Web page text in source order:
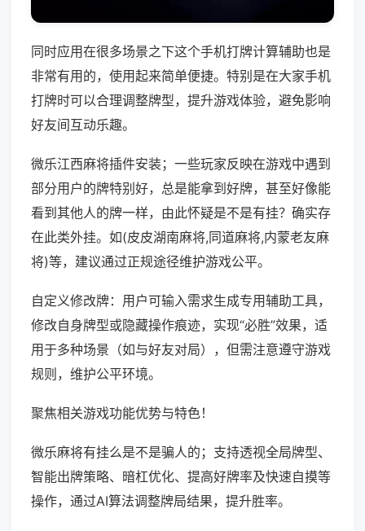
同时应用在很多场景之下这个手机打牌计算辅助也是
非常有用的，使用起来简单便捷。特别是在大家手机
打牌时可以合理调整牌型，提升游戏体验，避免影响
好友间互动乐趣。
微乐江西麻将插件安装；一些玩家反映在游戏中遇到
部分用户的牌特别好，总是能拿到好牌，甚至好像能
看到其他人的牌一样，由此怀疑是不是有挂？确实存
在此类外挂。如(皮皮湖南麻将,同道麻将,内蒙老友麻
将)等，建议通过正规途径维护游戏公平。
自定义修改牌：用户可输入需求生成专用辅助工具，
修改自身牌型或隐藏操作痕迹，实现“必胜”效果，适
用于多种场景（如与好友对局），但需注意遵守游戏
规则，维护公平环境。
聚焦相关游戏功能优势与特色！
微乐麻将有挂么是不是骗人的；支持透视全局牌型、
智能出牌策略、暗杠优化、提高好牌率及快速自摸等
操作，通过AI算法调整牌局结果，提升胜率。